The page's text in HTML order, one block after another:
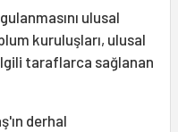
ulusal
kuruluşları, ulusal
taraflarca sağlanan
derhal